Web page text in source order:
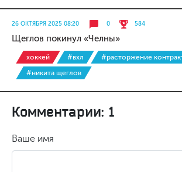
26 ОКТЯБРЯ 2025 08:20 0 584
Щеглов покинул «Челны»
хоккей #вхл #расторжение
#никита щеглов
Комментарии: 1
Ваше имя